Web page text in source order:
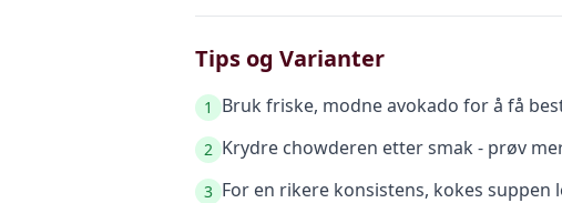
Tips og Varianter
1 Bruk friske, modne avokado for å få
2 Krydre chowderen etter smak - prøv
3 For en rikere konsistens, kokes